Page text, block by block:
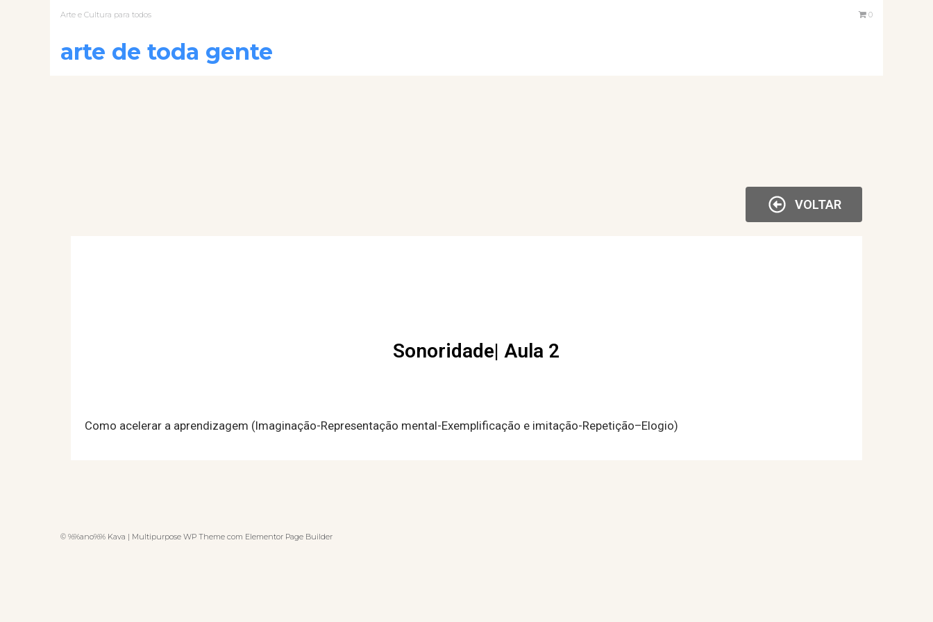
Arte e Cultura para todos 0
arte de toda gente
VOLTAR
Sonoridade| Aula 2
Como acelerar a aprendizagem (Imaginação-Representação mental-Exemplificação e imitação-Repetição–Elogio)
© %%ano%% Kava | Multipurpose WP Theme com Elementor Page Builder